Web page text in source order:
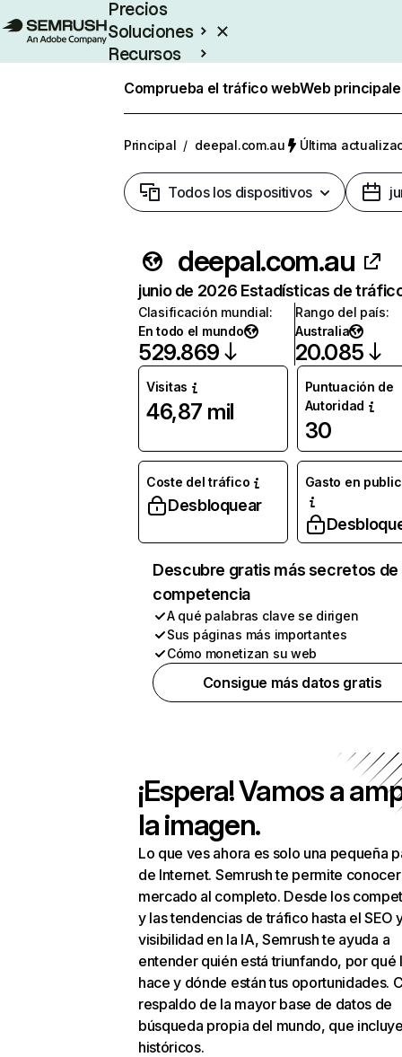
Precios
Soluciones
Recursos
Comprueba el tráfico webWeb
Principal / deepal.com.au Última
Todos los dispositivos
deepal.com.au
junio de 2026 Estadísticas de
Clasificación mundial:
En todo el mundo
529.869
Rango del país:
Australia
20.085
Visitas
46,87 mil
Puntuación de
Autoridad
30
Coste del tráfico
Desbloquear
Gasto en
Descubre gratis más secretos de
competencia
A qué palabras clave se dirigen
Sus páginas más importantes
Cómo monetizan su web
Consigue más datos gratis
¡Espera! Vamos a
la imagen.
Lo que ves ahora es solo una pequeña
de Internet. Semrush te permite
mercado al completo. Desde los
y las tendencias de tráfico hasta el SEO
visibilidad en la IA, Semrush te ayuda a
entender quién está triunfando, por qué
hace y dónde están tus oportunidades.
respaldo de la mayor base de datos de
búsqueda propia del mundo, que
históricos.